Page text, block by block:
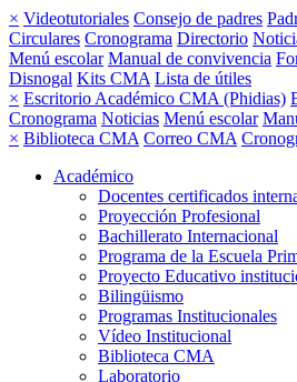
× Videotutoriales Consejo de padres
Circulares Cronograma Directorio
Menú escolar Manual de convivencia
Disnogal Kits CMA Lista de útiles
× Escritorio Académico CMA (Phidias)
Cronograma Noticias Menú escolar
× Biblioteca CMA Correo CMA
Académico
Docentes certificados
Proyección Profesional
Bachillerato Internacional
Programa de la Escuela
Proyecto Educativo
Bilingüismo
Programas Institucionales
Vídeo Institucional
Biblioteca CMA
Laboratorio